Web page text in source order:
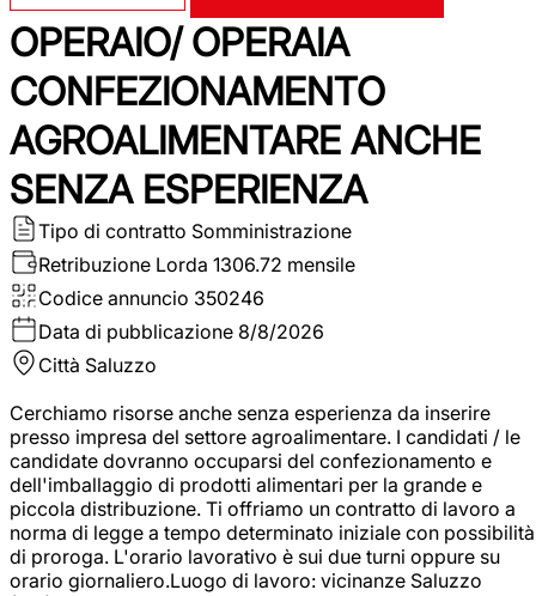
OPERAIO/ OPERAIA
CONFEZIONAMENTO
AGROALIMENTARE ANCHE
SENZA ESPERIENZA
Tipo di contratto Somministrazione
Retribuzione Lorda 1306.72 mensile
Codice annuncio 350246
Data di pubblicazione 8/8/2026
Città Saluzzo
Cerchiamo risorse anche senza esperienza da inserire
presso impresa del settore agroalimentare. I candidati / le
candidate dovranno occuparsi del confezionamento e
dell'imballaggio di prodotti alimentari per la grande e
piccola distribuzione. Ti offriamo un contratto di lavoro a
norma di legge a tempo determinato iniziale con possibilità
di proroga. L'orario lavorativo è sui due turni oppure su
orario giornaliero.Luogo di lavoro: vicinanze Saluzzo